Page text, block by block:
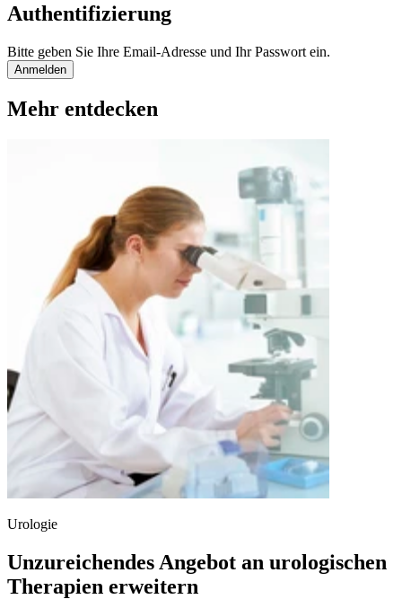
Authentifizierung
Bitte geben Sie Ihre Email-Adresse und Ihr Passwort ein.
Anmelden
Mehr entdecken
Urologie
Unzureichendes Angebot an urologischen
Therapien erweitern